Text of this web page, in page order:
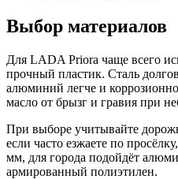
Выбор материалов
Для LADA Priora чаще всего
прочный пластик. Сталь
алюминий легче и
масло от брызг и гравия при
При выборе учитывайте
если часто езжаете по
мм, для города подойдёт
армированный полиэтилен.